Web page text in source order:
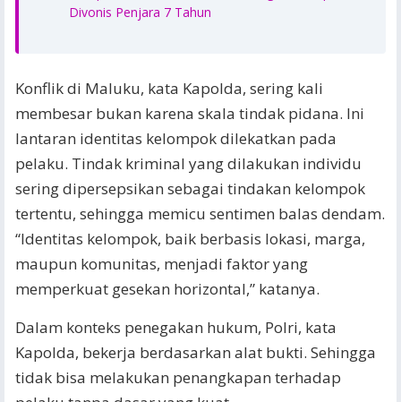
Divonis Penjara 7 Tahun
Konflik di Maluku, kata Kapolda, sering kali
membesar bukan karena skala tindak pidana. Ini
lantaran identitas kelompok dilekatkan pada
pelaku. Tindak kriminal yang dilakukan individu
sering dipersepsikan sebagai tindakan kelompok
tertentu, sehingga memicu sentimen balas dendam.
“Identitas kelompok, baik berbasis lokasi, marga,
maupun komunitas, menjadi faktor yang
memperkuat gesekan horizontal,” katanya.
Dalam konteks penegakan hukum, Polri, kata
Kapolda, bekerja berdasarkan alat bukti. Sehingga
tidak bisa melakukan penangkapan terhadap